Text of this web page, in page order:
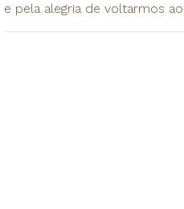
e pela alegria de voltarmos